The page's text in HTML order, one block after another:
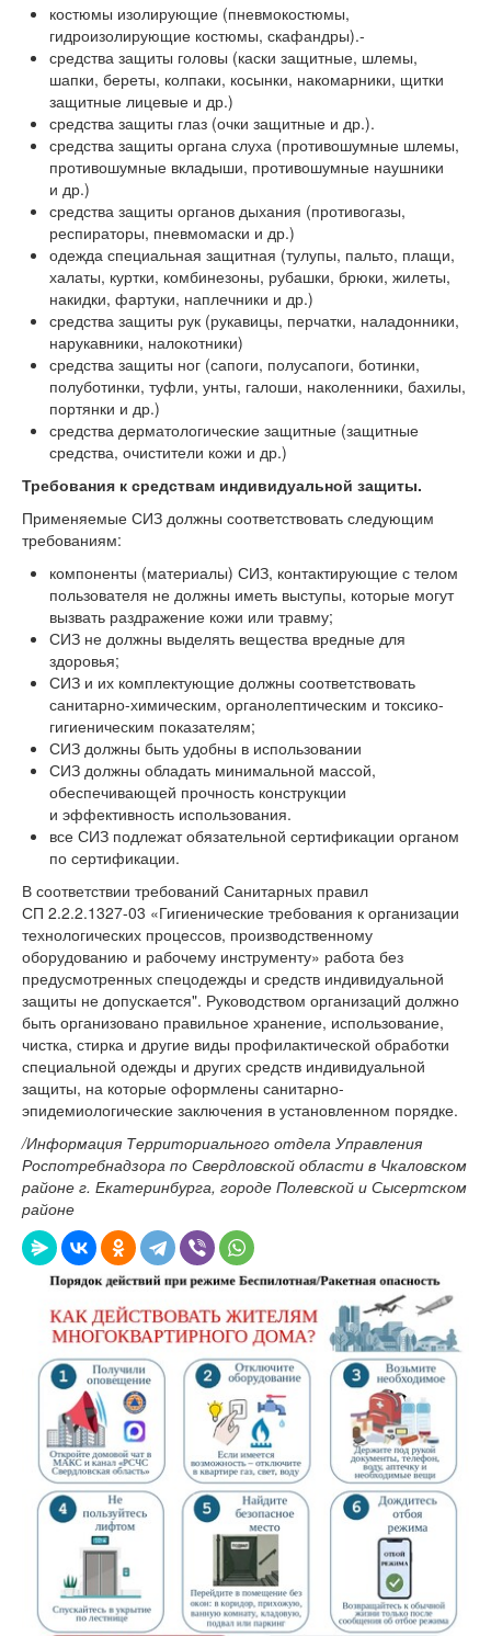
костюмы изолирующие (пневмокостюмы,
гидроизолирующие костюмы, скафандры).-
средства защиты головы (каски защитные, шлемы,
шапки, береты, колпаки, косынки, накомарники, щитки
защитные лицевые и др.)
средства защиты глаз (очки защитные и др.).
средства защиты органа слуха (противошумные шлемы,
противошумные вкладыши, противошумные наушники
и др.)
средства защиты органов дыхания (противогазы,
респираторы, пневмомаски и др.)
одежда специальная защитная (тулупы, пальто, плащи,
халаты, куртки, комбинезоны, рубашки, брюки, жилеты,
накидки, фартуки, наплечники и др.)
средства защиты рук (рукавицы, перчатки, наладонники,
нарукавники, налокотники)
средства защиты ног (сапоги, полусапоги, ботинки,
полуботинки, туфли, унты, галоши, наколенники, бахилы,
портянки и др.)
средства дерматологические защитные (защитные
средства, очистители кожи и др.)
Требования к средствам индивидуальной защиты.
Применяемые СИЗ должны соответствовать следующим
требованиям:
компоненты (материалы) СИЗ, контактирующие с телом
пользователя не должны иметь выступы, которые могут
вызвать раздражение кожи или травму;
СИЗ не должны выделять вещества вредные для
здоровья;
СИЗ и их комплектующие должны соответствовать
санитарно-химическим, органолептическим и токсико-
гигиеническим показателям;
СИЗ должны быть удобны в использовании
СИЗ должны обладать минимальной массой,
обеспечивающей прочность конструкции
и эффективность использования.
все СИЗ подлежат обязательной сертификации органом
по сертификации.
В соответствии требований Санитарных правил
СП 2.2.2.1327-03 «Гигиенические требования к организации
технологических процессов, производственному
оборудованию и рабочему инструменту» работа без
предусмотренных спецодежды и средств индивидуальной
защиты не допускается". Руководством организаций должно
быть организовано правильное хранение, использование,
чистка, стирка и другие виды профилактической обработки
специальной одежды и других средств индивидуальной
защиты, на которые оформлены санитарно-
эпидемиологические заключения в установленном порядке.
/Информация Территориального отдела Управления
Роспотребнадзора по Свердловской области в Чкаловском
районе г. Екатеринбурга, городе Полевской и Сысертском
районе